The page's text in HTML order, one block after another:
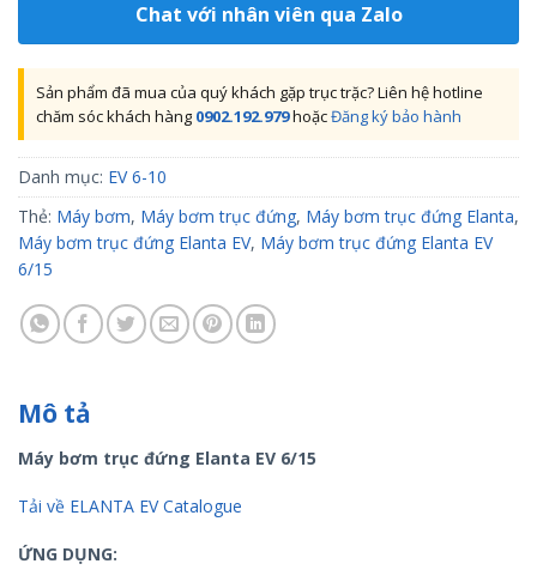
Chat với nhân viên qua Zalo
Sản phẩm đã mua của quý khách gặp trục trặc? Liên hệ hotline
chăm sóc khách hàng 0902.192.979hoặcĐăng ký bảo hành
Danh mục: EV 6-10
Thẻ: Máy bơm, Máy bơm trục đứng, Máy bơm trục đứng Elanta,
Máy bơm trục đứng Elanta EV, Máy bơm trục đứng Elanta EV
6/15
Mô tả
Máy bơm trục đứng Elanta EV 6/15
Tải về ELANTA EV Catalogue
ỨNG DỤNG: